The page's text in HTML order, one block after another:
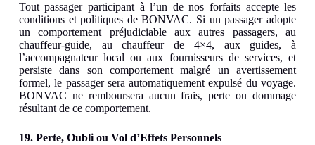
Tout passager participant à l’un de nos forfaits accepte les
conditions et politiques de BONVAC. Si un passager adopte
un comportement préjudiciable aux autres passagers, au
chauffeur-guide, au chauffeur de 4×4, aux guides, à
l’accompagnateur local ou aux fournisseurs de services, et
persiste dans son comportement malgré un avertissement
formel, le passager sera automatiquement expulsé du voyage.
BONVAC ne remboursera aucun frais, perte ou dommage
résultant de ce comportement.
19. Perte, Oubli ou Vol d’Effets Personnels